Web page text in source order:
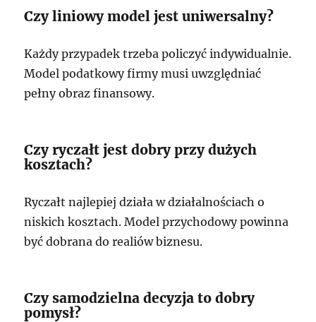
Czy liniowy model jest uniwersalny?
Każdy przypadek trzeba policzyć indywidualnie.
Model podatkowy firmy musi uwzględniać
pełny obraz finansowy.
Czy ryczałt jest dobry przy dużych
kosztach?
Ryczałt najlepiej działa w działalnościach o
niskich kosztach. Model przychodowy powinna
być dobrana do realiów biznesu.
Czy samodzielna decyzja to dobry
pomysł?